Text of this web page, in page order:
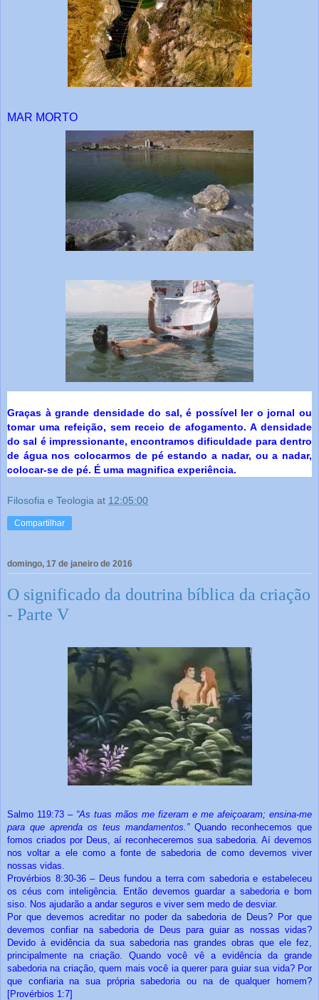
MAR MORTO
Graças à grande densidade do sal, é possível ler o jornal ou
tomar uma refeição, sem receio de afogamento. A densidade
do sal é impressionante, encontramos dificuldade para dentro
de água nos colocarmos de pé estando a nadar, ou a nadar,
colocar-se de pé. É uma magnifica experiência.
Filosofia e Teologia at 12:05:00
Compartilhar
domingo, 17 de janeiro de 2016
O significado da doutrina bíblica da criação
- Parte V
Salmo 119:73 – “As tuas mãos me fizeram e me afeiçoaram; ensina-me
para que aprenda os teus mandamentos.” Quando reconhecemos que
fomos criados por Deus, aí reconheceremos sua sabedoria. Aí devemos
nos voltar a ele como a fonte de sabedoria de como devemos viver
nossas vidas.
Provérbios 8:30-36 – Deus fundou a terra com sabedoria e estabeleceu
os céus com inteligência. Então devemos guardar a sabedoria e bom
siso. Nos ajudarão a andar seguros e viver sem medo de desviar.
Por que devemos acreditar no poder da sabedoria de Deus? Por que
devemos confiar na sabedoria de Deus para guiar as nossas vidas?
Devido à evidência da sua sabedoria nas grandes obras que ele fez,
principalmente na criação. Quando você vê a evidência da grande
sabedoria na criação, quem mais você ia querer para guiar sua vida? Por
que confiaria na sua própria sabedoria ou na de qualquer homem?
[Provérbios 1:7]